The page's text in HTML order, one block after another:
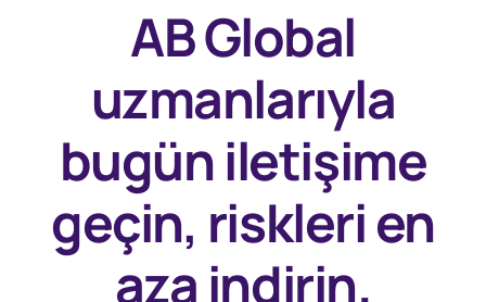
AB Global
uzmanlarıyla
bugüniletişime
geçin, riskleri en
aza indirin.